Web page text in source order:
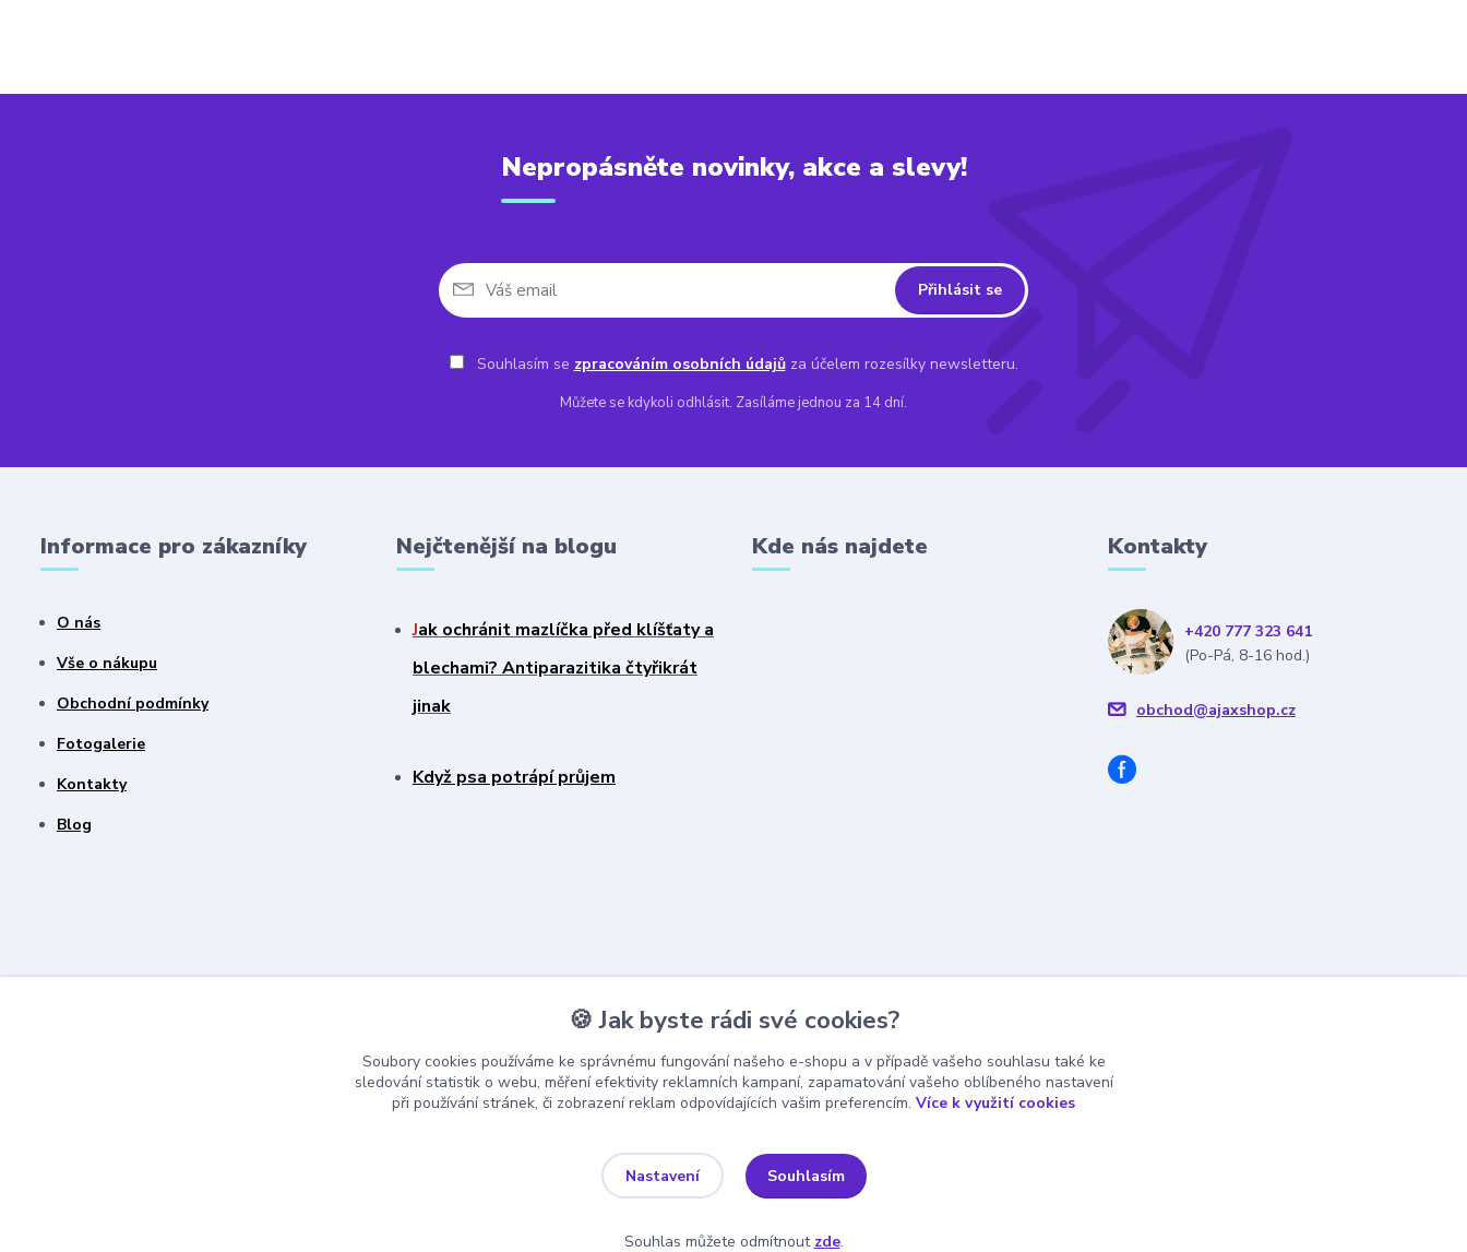
Nepropásněte novinky, akce a slevy!
Přihlásit se
Souhlasím se zpracováním osobních údajůza účelem rozesílky newsletteru.
Můžete se kdykoli odhlásit. Zasíláme jednou za 14 dní.
Informace pro zákazníky
O nás
Vše o nákupu
Obchodní podmínky
Fotogalerie
Kontakty
Blog
Nejčtenější na blogu
Jak ochránit mazlíčka před klíšťaty a
blechami? Antiparazitika čtyřikrát
jinak
Když psa potrápí průjem
Kde nás najdete Kontakty
+420 777 323 641
(Po-Pá, 8-16 hod.)
obchod@ajaxshop.cz
🍪 Jak byste rádi své cookies?
Soubory cookies používáme ke správnému fungování našeho e-shopu a v případě vašeho souhlasu také ke
sledování statistik o webu, měření efektivity reklamních kampaní, zapamatování vašeho oblíbeného nastavení
při používání stránek, či zobrazení reklam odpovídajících vašim preferencím. Více k využití cookies
Nastavení Souhlasím
Souhlas můžete odmítnout zde.